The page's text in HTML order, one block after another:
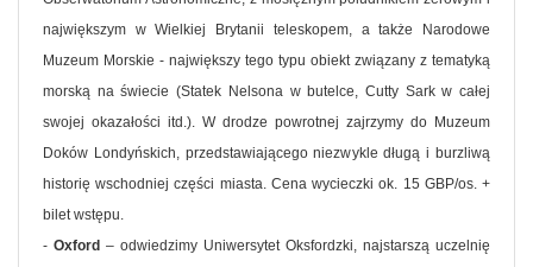
największym w Wielkiej Brytanii teleskopem, a także Narodowe
Muzeum Morskie - największy tego typu obiekt związany z tematyką
morską na świecie (Statek Nelsona w butelce, Cutty Sark w całej
swojej okazałości itd.). W drodze powrotnej zajrzymy do Muzeum
Doków Londyńskich, przedstawiającego niezwykle długą i burzliwą
historię wschodniej części miasta. Cena wycieczki ok. 15 GBP/os. +
bilet wstępu.
- Oxford – odwiedzimy Uniwersytet Oksfordzki, najstarszą uczelnię